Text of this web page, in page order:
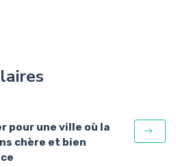
pour une ville où la
chère et bien